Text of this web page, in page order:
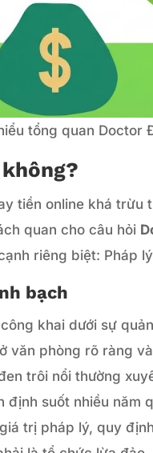
tổng quan Doctor
tiền online khá
quan cho câu hỏi
riêng biệt: Pháp
bạch
khai dưới sự
văn phòng rõ ràng
trôi nổi thường
suốt nhiều năm
trị pháp lý, quy